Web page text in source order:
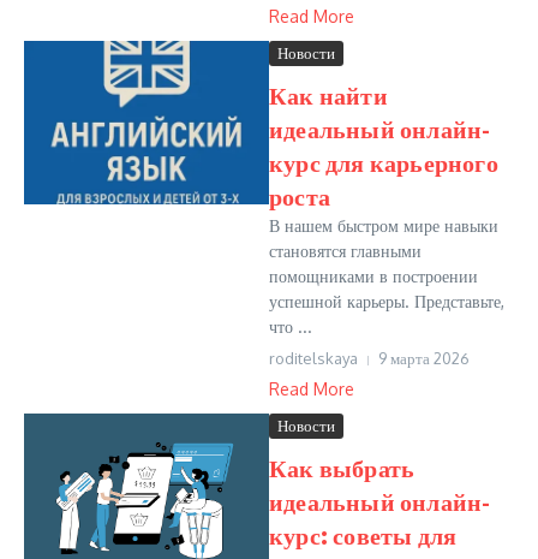
Read More
Новости
Как найти
идеальный онлайн-
курс для карьерного
роста
В нашем быстром мире навыки
становятся главными
помощниками в построении
успешной карьеры. Представьте,
что ...
roditelskaya 9 марта 2026
Read More
Новости
Как выбрать
идеальный онлайн-
курс: советы для